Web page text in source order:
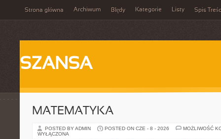
Strona główna Archiwum Błędy Kategorie Listy Spis
SZANSA
MATEMATYKA
POSTED BY ADMIN POSTED ON CZE - 8 - 2026
MOŻLIWOŚĆ
WYŁĄCZONA